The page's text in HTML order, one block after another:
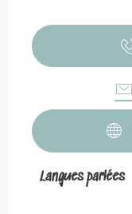
Langues parlées
Langues parlées